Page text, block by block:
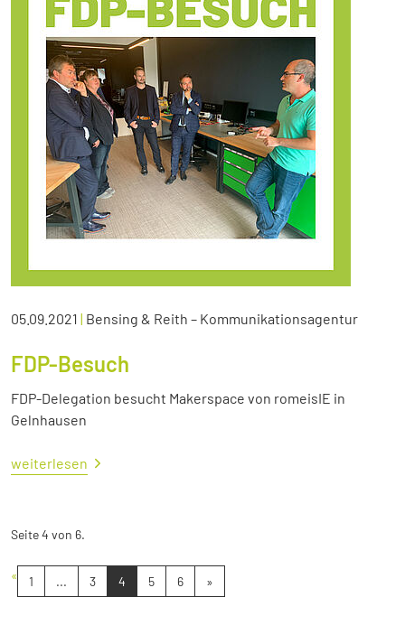
05.09.2021 | Bensing & Reith – Kommunikationsagentur
FDP-Besuch
FDP-Delegation besucht Makerspace von romeisIE in
Gelnhausen
weiterlesen
Seite 4 von 6.
« 1 ... 3 4 5 6 »